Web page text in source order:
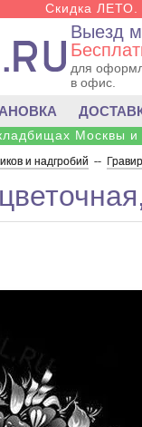
Скидка ЛЕТО.
Выезд
для
в офис.
Москвы
и надгробий --